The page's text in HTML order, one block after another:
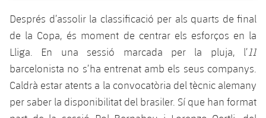
Accessibilitat
Instal·lacions
SUB8 B
Història
Palmarès
Fotos
Infantil A
Infantil B
Entrades
Resultats
Classificació
Jugadors
Calendari
Resultats
Jugadors
Classificació
Actualitat
Juvenil
Cadet
Campus Verano
PLUSICON
MÉS
Primer equip
plusicon
més
Després d’assolir la classificació per als quarts de final
de la Copa, és moment de centrar els esforços en la
Lliga. En una sessió marcada per la pluja, l’11
barcelonista no s’ha entrenat amb els seus companys.
Caldrà estar atents a la convocatòria del tècnic alemany
per saber la disponibilitat del brasiler. Sí que han format